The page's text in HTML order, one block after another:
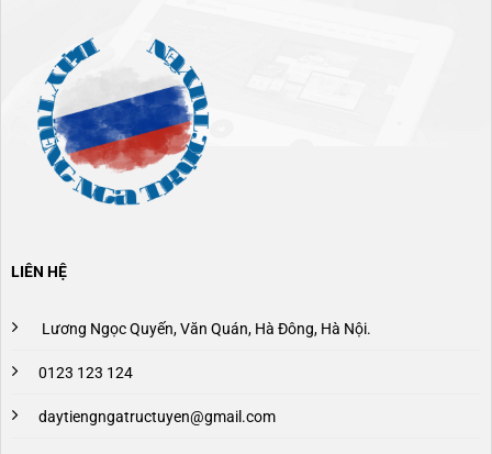
LIÊN HỆ
Lương Ngọc Quyến, Văn Quán, Hà Đông, Hà Nội.
0123 123 124
daytiengngatructuyen@gmail.com